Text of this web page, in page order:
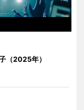
（2025年）